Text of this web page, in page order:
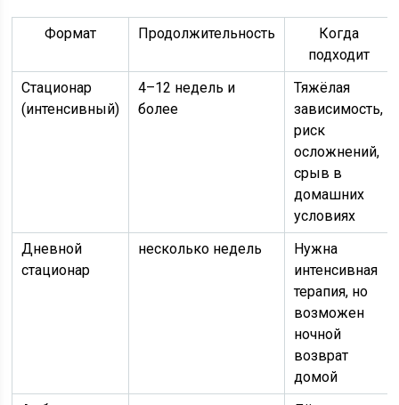
Формат Продолжительность
Когда
подходит
Стационар
(интенсивный)
4–12 недель и
более
Тяжёлая
зависимость,
риск
осложнений,
срыв в
домашних
условиях
Дневной
стационар
несколько недель
Нужна
интенсивная
терапия, но
возможен
ночной
возврат
домой